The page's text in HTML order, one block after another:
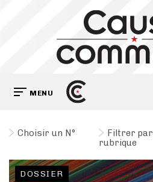
MENU
Choisir un N°
Filtrer par
rubrique
DOSSIER